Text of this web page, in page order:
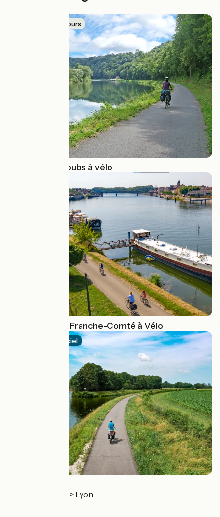
Idée de parcours
La Vallée du Doubs à vélo
La Bourgogne-Franche-Comté à Vélo
Itinéraire officiel
Sierck-les-Bains > Lyon